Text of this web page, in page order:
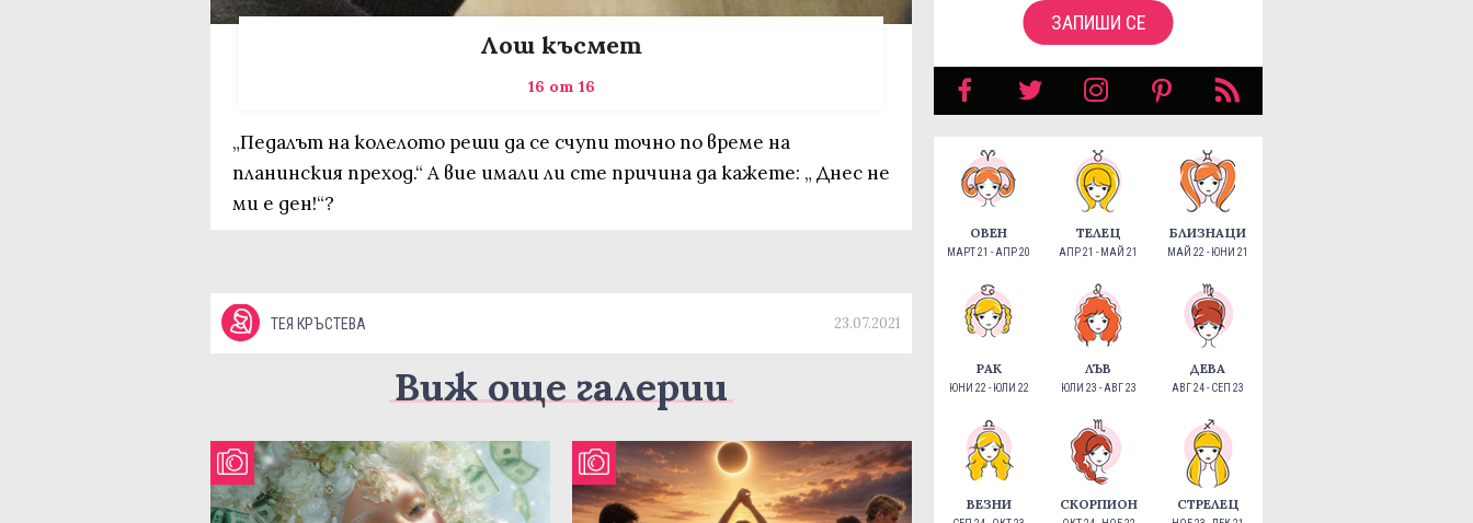
Лош късмет
16 от 16
„Педалът на колелото реши да се счупи точно по време на
планинския преход.“ А вие имали ли сте причина да кажете: „ Днес не
ми е ден!“?
ТЕЯ КРЪСТЕВА 23.07.2021
Виж още галерии
ЗАПИШИ СЕ
ОВЕН
МАРТ 21 - АПР 20
ТЕЛЕЦ
АПР 21 - МАЙ 21
БЛИЗНАЦИ
МАЙ 22 - ЮНИ 21
РАК
ЮНИ 22 - ЮЛИ 22
ЛЪВ
ЮЛИ 23 - АВГ 23
ДЕВА
АВГ 24 - СЕП 23
ВЕЗНИ СКОРПИОН СТРЕЛЕЦ